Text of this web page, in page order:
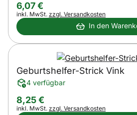
6,07€
Steuerhinweis:
inkl. MwSt. zzgl. Versandkosten
In den
Geburtshelfer-Strick Vink
4 verfügbar
8,25€
Steuerhinweis:
inkl. MwSt. zzgl. Versandkosten